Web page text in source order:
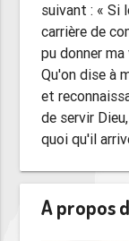
suivant : « Si
carrière de
pu donner
Qu'on dise à
et
de servir
quoi qu'il
A propos